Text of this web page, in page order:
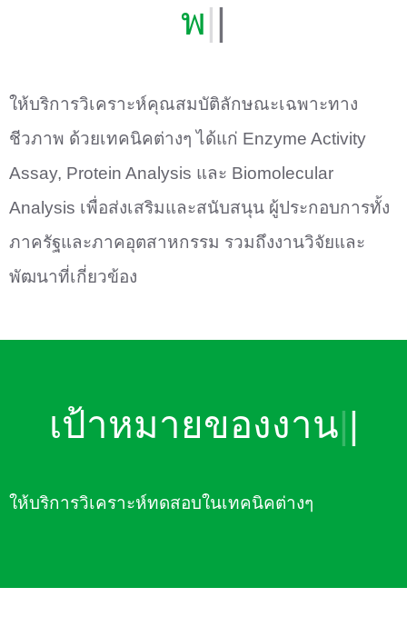
พันธ
ให้บริการวิเคราะห์คุณสมบัติลักษณะเฉพาะทาง
ชีวภาพ ด้วยเทคนิคต่างๆ ได้แก่ Enzyme Activity
Assay, Protein Analysis และ Biomolecular
Analysis เพื่อส่งเสริมและสนับสนุน ผู้ประกอบการทั้ง
ภาครัฐและภาคอุตสาหกรรม รวมถึงงานวิจัยและ
พัฒนาที่เกี่ยวข้อง
เป||
ให้บริการวิเคราะห์ทดสอบในเทคนิคต่างๆ